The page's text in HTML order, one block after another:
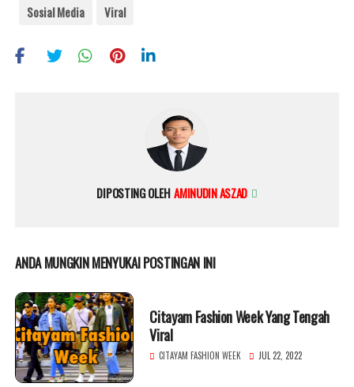
Sosial Media
Viral
DIPOSTING OLEH AMINUDIN ASZAD
ANDA MUNGKIN MENYUKAI POSTINGAN INI
Citayam Fashion Week Yang Tengah
Viral
CITAYAM FASHION WEEK JUL 22, 2022